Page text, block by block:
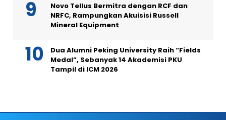
Novo Tellus Bermitra dengan RCF dan
NRFC, Rampungkan Akuisisi Russell
Mineral Equipment
Dua Alumni Peking University Raih “Fields
Medal”, Sebanyak 14 Akademisi PKU
Tampil di ICM 2026